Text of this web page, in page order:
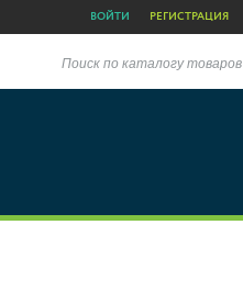
ВОЙТИ РЕГИСТРАЦИЯ
Поиск по каталогу товаров